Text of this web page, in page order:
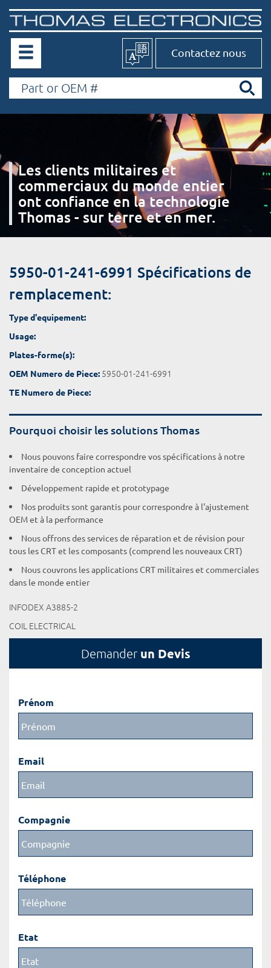
Contactez nous
Les clients militaires et
commerciaux du monde entier
ont confiance en la technologie
Thomas - sur terre et en mer.
5950-01-241-6991 Spécifications de
remplacement:
Type d'equipement:
Usage:
Plates-forme(s):
OEM Numero de Piece: 5950-01-241-6991
TE Numero de Piece:
Pourquoi choisir les solutions Thomas
Nous pouvons faire correspondre vos spécifications à notre
inventaire de conception actuel
Développement rapide et prototypage
Nos produits sont garantis pour correspondre à l'ajustement
OEM et à la performance
Nous offrons des services de réparation et de révision pour
tous les CRT et les composants (comprend les nouveaux CRT)
Nous couvrons les applications CRT militaires et commerciales
dans le monde entier
INFODEX A3885-2
COIL ELECTRICAL
Demander un Devis
Prénom
Email
Compagnie
Téléphone
Etat